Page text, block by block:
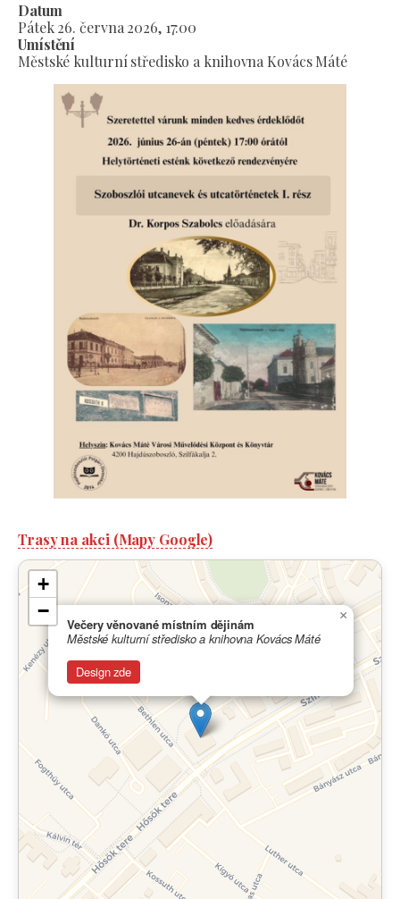
Datum
Pátek 26. června 2026, 17:00
Umístění
Městské kulturní středisko a knihovna Kovács Máté
Trasy na akci (Mapy Google)
Večery věnované místním dějinám
Městské kulturní středisko a knihovna Kovács Máté
Design zde
×
+
−